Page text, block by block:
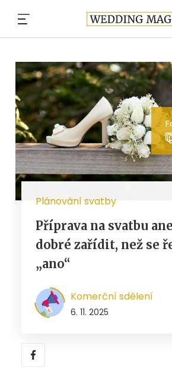
Plánování svatby
Příprava na svatbu
dobré zařídit, než se
„ano“
Komerční sdělení
6. 11. 2025